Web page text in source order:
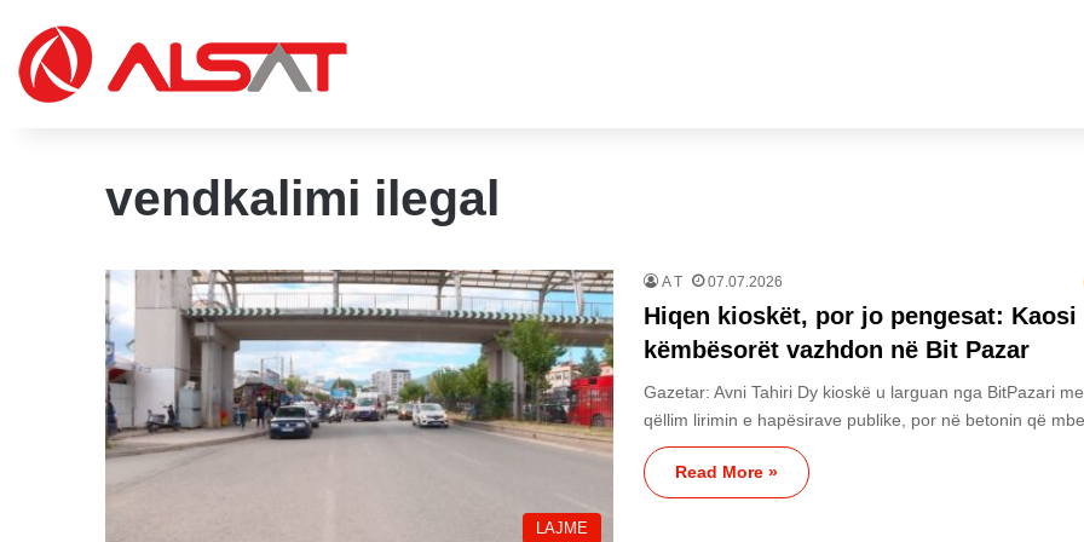
vendkalimi ilegal
LAJME
A T 07.07.2026
Hiqen kioskët, por jo pengesat: Kaosi
këmbësorët vazhdon në Bit Pazar
Gazetar: Avni Tahiri Dy kioskë u larguan nga BitPazari me
qëllim lirimin e hapësirave publike, por në betonin që
Read More »